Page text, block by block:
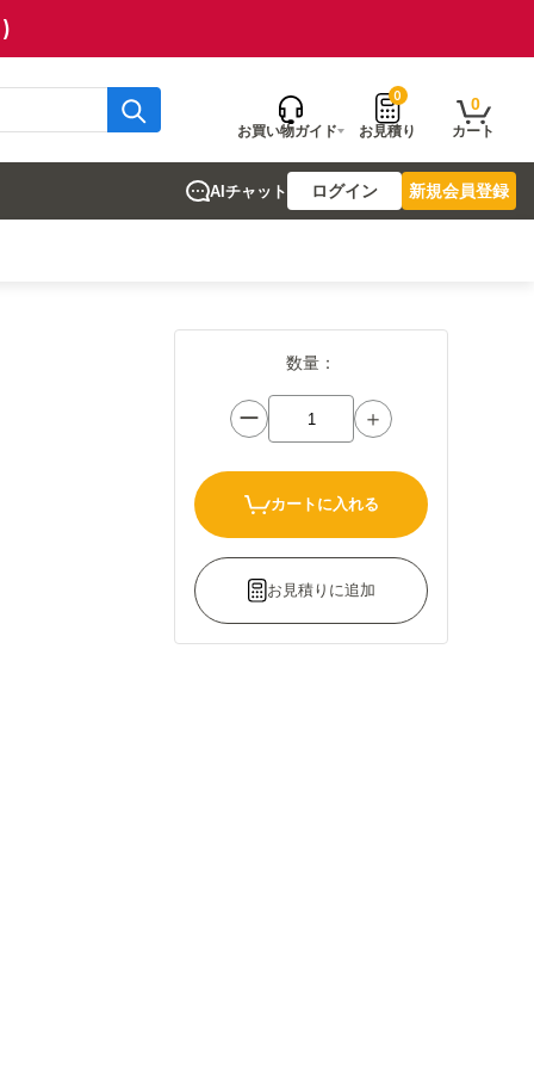
お買い物ガイド
0
お見積り
0
カート
AIチャット ログイン 新規会員登録
数量：
ー ＋
カートに入れる
お見積りに追加